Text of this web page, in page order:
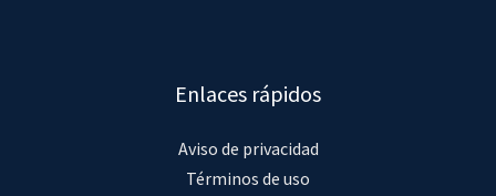
Enlaces rápidos
Aviso de privacidad
Términos de uso